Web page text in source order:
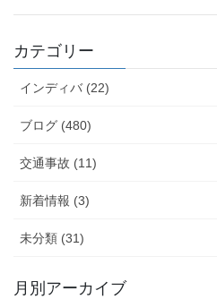
カテゴリー
インディバ (22)
ブログ (480)
交通事故 (11)
新着情報 (3)
未分類 (31)
月別アーカイブ